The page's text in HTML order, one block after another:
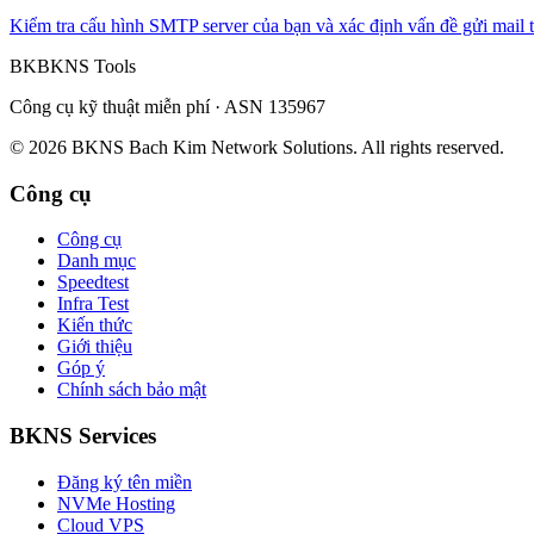
Kiểm tra cấu hình SMTP server của bạn và xác định vấn đề gửi mail
BKBKNS Tools
Công cụ kỹ thuật miễn phí · ASN 135967
© 2026 BKNS Bach Kim Network Solutions. All rights reserved.
Công cụ
Công cụ
Danh mục
Speedtest
Infra Test
Kiến thức
Giới thiệu
Góp ý
Chính sách bảo mật
BKNS Services
Đăng ký tên miền
NVMe Hosting
Cloud VPS